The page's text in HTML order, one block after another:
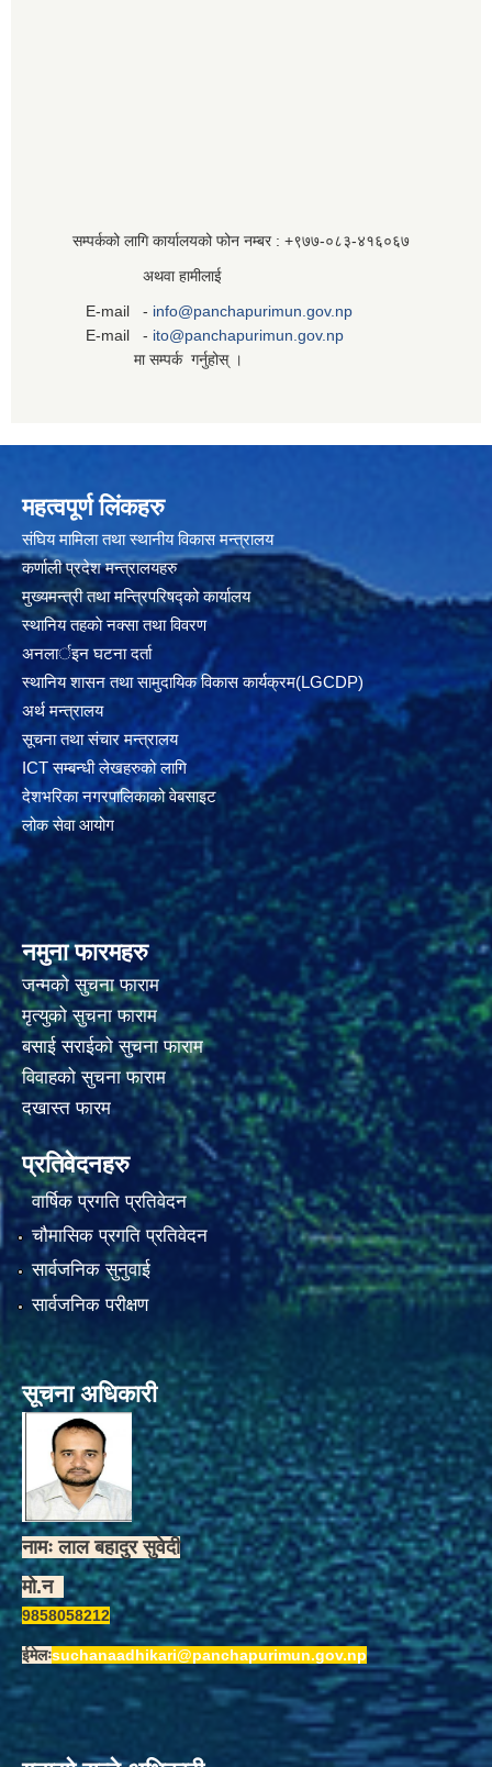
सम्पर्कको लागि कार्यालयको फोन नम्बर : +९७७-०८३‍-४१६०६७
अथवा हामीलाई
E-mail - info@panchapurimun.gov.np
E-mail - ito@panchapurimun.gov.np
मा सम्पर्क गर्नुहोस् ।
महत्वपूर्ण लिंकहरु
संघिय मामिला तथा स्थानीय विकास मन्त्रालय
कर्णाली प्रदेश मन्त्रालयहरु
मुख्यमन्त्री तथा मन्त्रिपरिषद्को कार्यालय
स्थानिय तहकाे नक्सा तथा विवरण
अनलार्इन घटना दर्ता
स्थानिय शासन तथा सामुदायिक विकास कार्यक्रम(LGCDP)
अर्थ मन्त्रालय
सूचना तथा संचार मन्त्रालय
ICT सम्बन्धी लेखहरुको लागि
देशभरिका नगरपालिकाको वेबसाइट
लोक सेवा आयोग
नमुना फारमहरु
जन्मको सुचना फाराम
मृत्युको सुचना फाराम
बसाई सराईको सुचना फाराम
विवाहको सुचना फाराम
दखास्त फारम
प्रतिवेदनहरु
वार्षिक प्रगति प्रतिवेदन
चौमासिक प्रगति प्रतिवेदन
सार्वजनिक सुनुवाई
सार्वजनिक परीक्षण
सूचना अधिकारी
नामः लाल बहादुर सुवेदी
मो.न
9858058212
ईमेलःsuchanaadhikari@panchapurimun.gov.np